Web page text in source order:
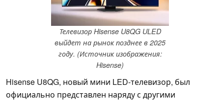
Телевизор Hisense U8QG ULED
выйдет на рынок позднее в 2025
году. (Источник изображения:
Hisense)
Hisense U8QG, новый мини LED-телевизор, был
официально представлен наряду с другими